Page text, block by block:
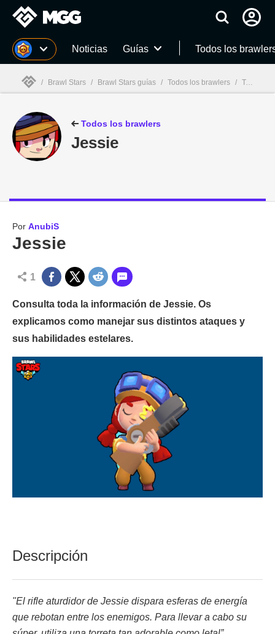
MGG Noticias Guías Todos los
MGG
/ Brawl Stars / Brawl Stars guías / Todos los brawlers / Todos los brawlers - Jessie
Todos los brawlers
Jessie
Por AnubiS
Jessie
1
Consulta toda la información de Jessie. Os
explicamos como manejar sus distintos ataques y
sus habilidades estelares.
Descripción
"El rifle aturdidor de Jessie dispara esferas de energía
que rebotan entre los enemigos. Para llevar a cabo su